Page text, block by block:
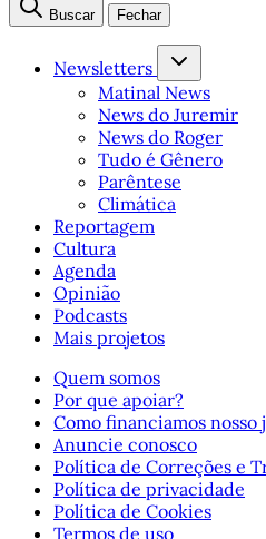
Buscar Fechar
Newsletters
Matinal News
News do Juremir
News do Roger
Tudo é Gênero
Parêntese
Climática
Reportagem
Cultura
Agenda
Opinião
Podcasts
Mais projetos
Quem somos
Por que apoiar?
Como financiamos nosso
Anuncie conosco
Política de Correções e
Política de privacidade
Política de Cookies
Termos de uso